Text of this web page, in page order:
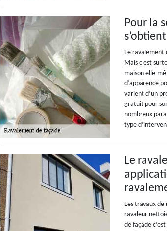
Pour la
Le ravalement
Mais c’est
maison elle-
d’apparence
varient d’un
gratuit pour
nombreux
type
Le
Les travaux de
ravaleur
de façade